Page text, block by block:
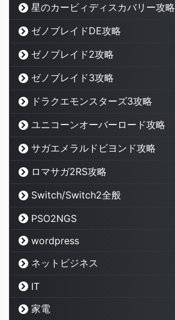
星のカービィディスカバリー攻略
ゼノブレイドDE攻略
ゼノブレイド2攻略
ゼノブレイド3攻略
ドラクエモンスターズ3攻略
ユニコーンオーバーロード攻略
サガエメラルドビヨンド攻略
ロマサガ2RS攻略
Switch/Switch2全般
PSO2NGS
wordpress
ネットビジネス
IT
家電